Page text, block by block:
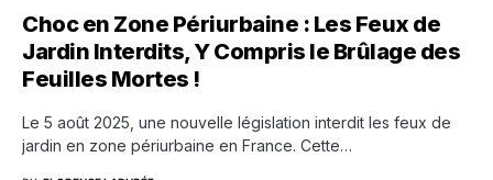
Choc en Zone Périurbaine : Les Feux de
Jardin Interdits, Y Compris le Brûlage des
Feuilles Mortes !
Le 5 août 2025, une nouvelle législation interdit les feux de
jardin en zone périurbaine en France. Cette…